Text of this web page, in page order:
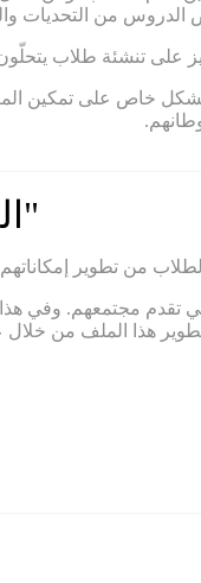
الدروس من التحديات
على تنشئة طلاب
خاص على تمكين
الطلاب من تطوير
تقدم مجتمعهم. وفي
هذا الملف من